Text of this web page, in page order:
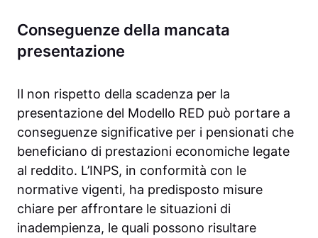
Conseguenze della mancata
presentazione
Il non rispetto della scadenza per la
presentazione del Modello RED può portare a
conseguenze significative per i pensionati che
beneficiano di prestazioni economiche legate
al reddito. L’INPS, in conformità con le
normative vigenti, ha predisposto misure
chiare per affrontare le situazioni di
inadempienza, le quali possono risultare